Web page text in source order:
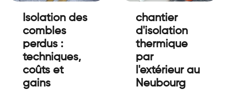
Isolation des
combles
perdus :
techniques,
coûts et
gains
chantier
d'isolation
thermique
par
l'extérieur au
Neubourg